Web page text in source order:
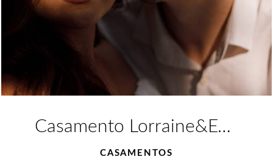
Casamento Lorraine&Eduardo
CASAMENTOS